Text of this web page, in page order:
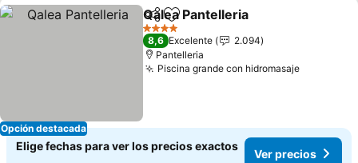
Opción destacada
CompartirAgregar a favoritos
Qalea Pantelleria
4 Estrellas
8,6 Excelente
2.094
Pantelleria
Piscina grande con hidromasajeVer
Elige fechas para ver los precios exactos
Ver precios